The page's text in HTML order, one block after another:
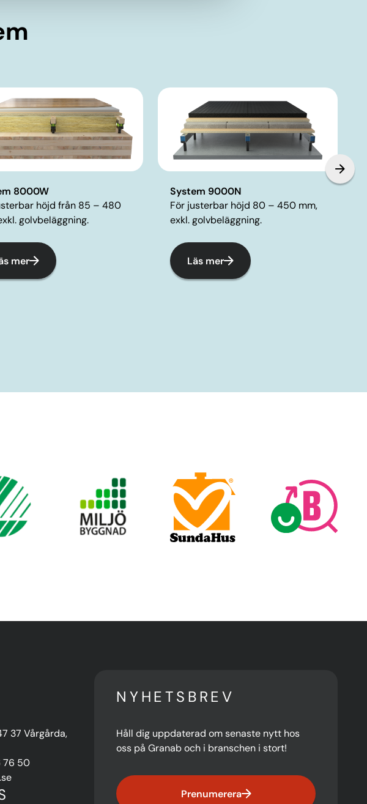
8000W
höjd från 85 – 480
golvbeläggning.
mer
System 9000N
För justerbar höjd 80 – 450 mm,
exkl. golvbeläggning.
Läs mer
37 Vårgårda,
76 50
NYHETSBREV
Håll dig uppdaterad om senaste nytt hos
oss på Granab och i branschen i stort!
Prenumerera